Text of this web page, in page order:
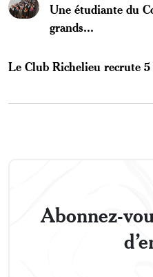
Une étudiante du
grands...
Le Club Richelieu recrute
Abonnez-